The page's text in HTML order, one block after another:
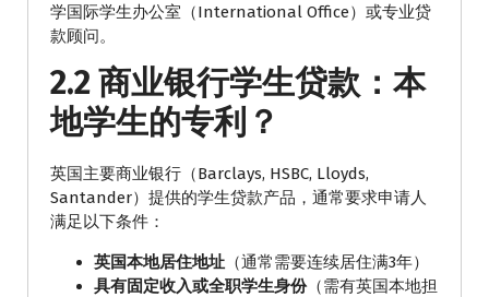
学国际学生办公室（International Office）或专业贷
款顾问。
2.2 商业银行学生贷款：本
地学生的专利？
英国主要商业银行（Barclays, HSBC, Lloyds,
Santander）提供的学生贷款产品，通常要求申请人
满足以下条件：
英国本地居住地址 （通常需要连续居住满3年）
具有固定收入或全职学生身份（需有英国本地担